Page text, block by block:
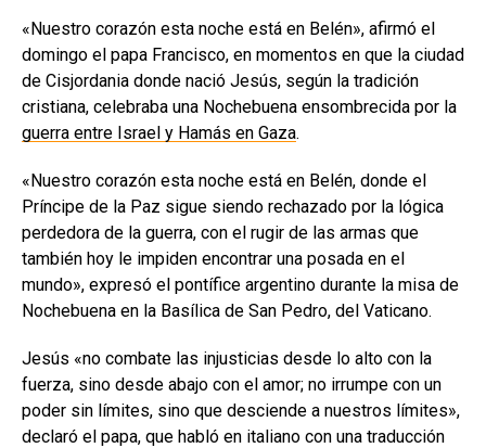
«Nuestro corazón esta noche está en Belén», afirmó el
domingo el papa Francisco, en momentos en que la ciudad
de Cisjordania donde nació Jesús, según la tradición
cristiana, celebraba una Nochebuena ensombrecida por la
guerra entre Israel y Hamás en Gaza.
«Nuestro corazón esta noche está en Belén, donde el
Príncipe de la Paz sigue siendo rechazado por la lógica
perdedora de la guerra, con el rugir de las armas que
también hoy le impiden encontrar una posada en el
mundo», expresó el pontífice argentino durante la misa de
Nochebuena en la Basílica de San Pedro, del Vaticano.
Jesús «no combate las injusticias desde lo alto con la
fuerza, sino desde abajo con el amor; no irrumpe con un
poder sin límites, sino que desciende a nuestros límites»,
declaró el papa, que habló en italiano con una traducción